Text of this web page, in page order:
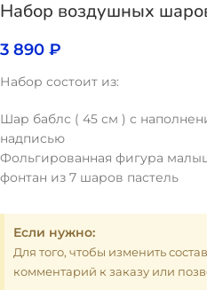
Набор воздушных
3 890 ₽
Набор состоит из:
Шар баблс ( 45 см ) с
надписью
Фольгированная фигура
фонтан из 7 шаров пастель
Если нужно:
Для того, чтобы изменить
комментарий к заказу или